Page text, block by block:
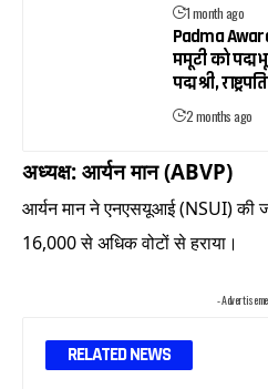
1 month ago
Padma
ममूटी को पद्म
पद्म श्री,
2 months ago
अध्यक्ष: आर्यन मान (ABVP)
आर्यन मान ने एनएसयूआई (NSUI) की
16,000 से अधिक वोटों से हराया।
-
RELATED NEWS